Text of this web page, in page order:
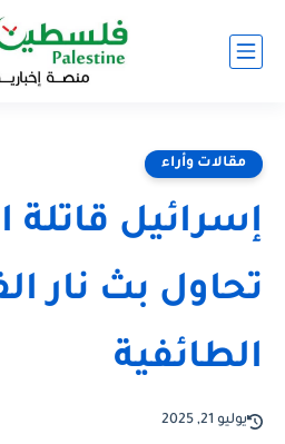
مقالات وأراء
إسرائيل قاتلة
تحاول بث نار
الطائفية
يوليو 21, 2025